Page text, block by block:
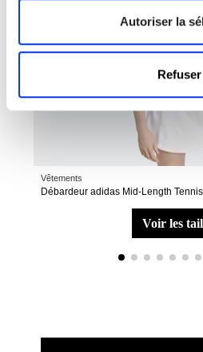
Autoriser la
Refuser
Vêtements
Débardeur adidas Mid-Length
voir les